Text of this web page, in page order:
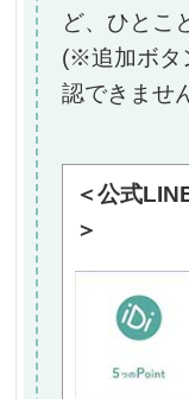
ど、ひとこ
(※追加ボタ
認できませ
＜公式
＞